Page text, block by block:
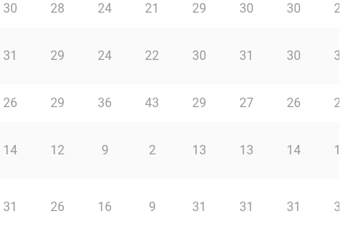
30 28 24 21 29 30 30 29
31 29 24 22 30 31 30 30
26 29 36 43 29 27 26 27
14 12 9 2 13 13 14 13
31 26 16 9 31 31 31 30